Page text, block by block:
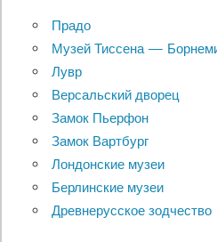
Прадо
Музей Тиссена —
Лувр
Версальский дворец
Замок Пьерфон
Замок Вартбург
Лондонские музеи
Берлинские музеи
Древнерусское зодчество